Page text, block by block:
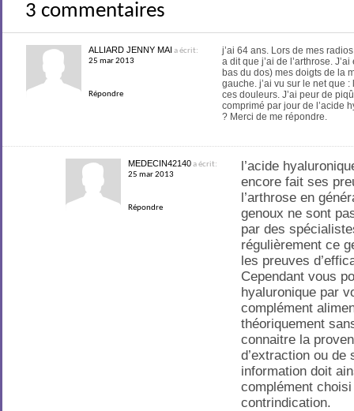
3 commentaires
ALLIARD JENNY MAI a écrit:
25 mar 2013
Répondre
j’ai 64 ans. Lors de mes
a dit que j’ai de l’arthrose.
bas du dos) mes doigts de la
gauche. j’ai vu sur le net que
ces douleurs. J’ai peur de
comprimé par jour de l’acide
? Merci de me répondre.
MEDECIN42140a écrit:
25 mar 2013
Répondre
l’acide
encore fait ses
l’arthrose en
genoux ne sont
par des
régulièrement ce
les preuves
Cependant vous
hyaluronique par
complément
théoriquement
connaitre la
d’extraction ou de
information doit
complément choisi
contrindication.